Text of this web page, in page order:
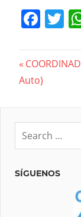
de
Previous
Post:
Auto)
SÍGUENOS